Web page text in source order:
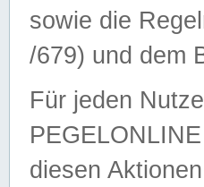
sowie die
/679) und dem
Für jeden
diesen